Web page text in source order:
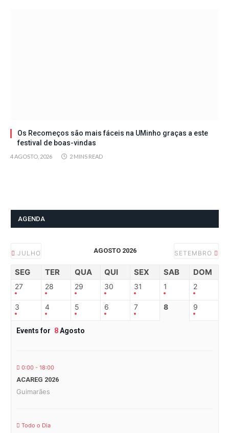
Os Recomeços são mais fáceis na UMinho graças a este
festival de boas-vindas
4 AGOSTO, 2026 2 MINS READ
AGENDA
JULHO AGOSTO 2026 SETEMBRO
SEG TER QUA QUI SEX SAB DOM
27 28 29 30 31 1 2
3 4 5 6 7 8 9
Events for 8Agosto
0:00 - 18:00
ACAREG 2026
Guimarães
Todo o Dia